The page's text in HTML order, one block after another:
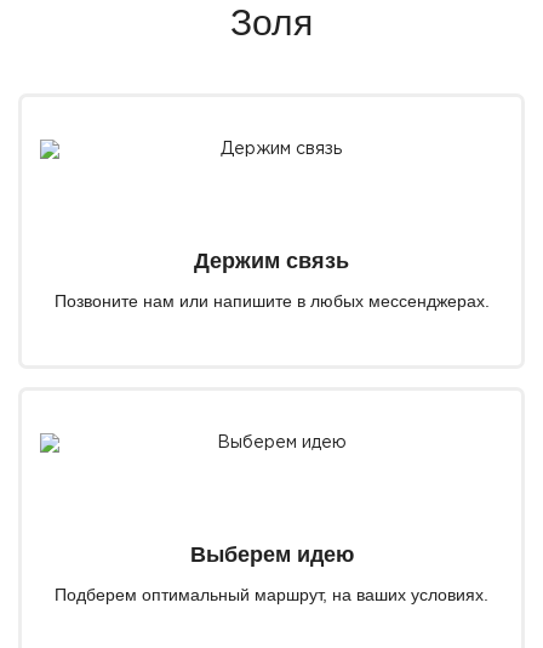
Золя
Держим связь
Позвоните нам или напишите в любых мессенджерах.
Выберем идею
Подберем оптимальный маршрут, на ваших условиях.